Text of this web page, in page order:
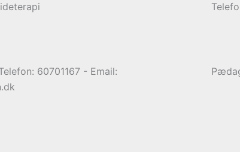
60701167 - Email: